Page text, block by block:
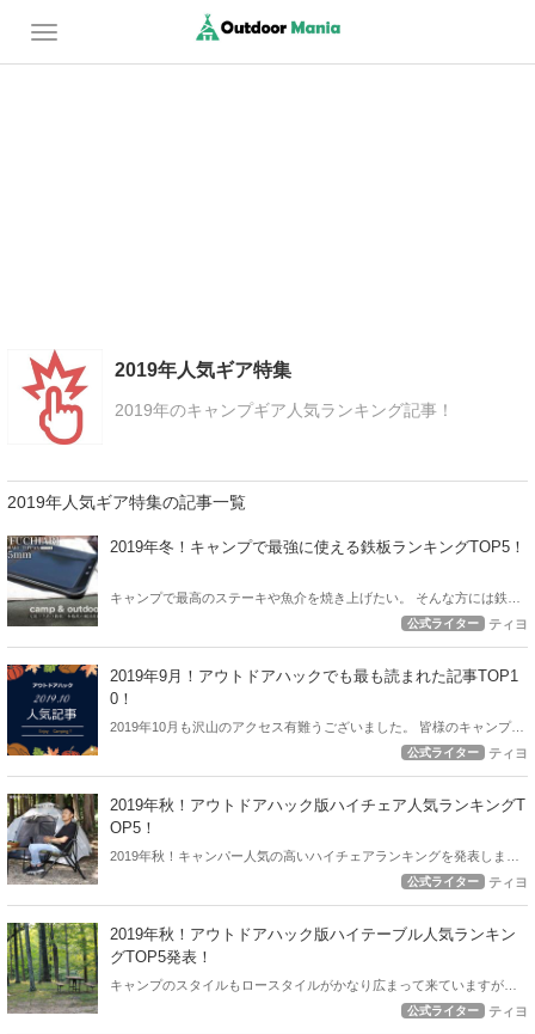
2019年人気ギア特集
2019年のキャンプギア人気ランキング記事！
2019年人気ギア特集の記事一覧
2019年冬！キャンプで最強に使える鉄板ランキングTOP5！
キャンプで最高のステーキや魚介を焼き上げたい。 そんな方には鉄板
の利用をおすすめしていますが、数多ある鉄板からアウトドアハック
公式ライター ティヨ
2019年9月！アウトドアハックでも最も読まれた記事TOP1
0！
2019年10月も沢山のアクセス有難うございました。 皆様のキャンプを
1ミリでもアップデートするお役に立ちましたでしょうか？ 11月も最
い致します。編集部一同。
公式ライター ティヨ
2019年秋！アウトドアハック版ハイチェア人気ランキングT
OP5！
2019年秋！キャンパー人気の高いハイチェアランキングを発表しま
す。 ローチェア・ローテブルで行うキャンプも最近は人気ですが、ハ
公式ライター ティヨ
2019年秋！アウトドアハック版ハイテーブル人気ランキン
グTOP5発表！
キャンプのスタイルもロースタイルがかなり広まって来ていますが、
スタンダードなハイテーブル＆ハイチェアのスタイルも俄然おすす
公式ライター ティヨ